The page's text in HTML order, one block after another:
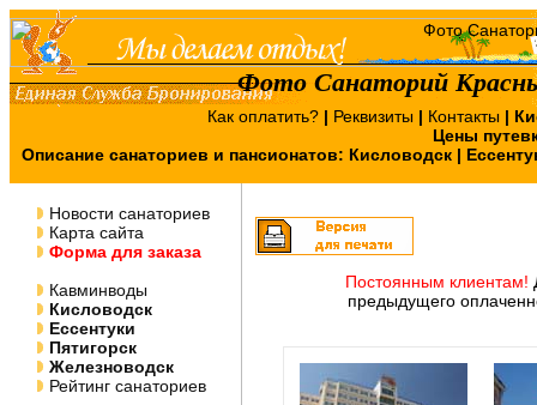
Фото Санаторий
Как оплатить? | Реквизиты | Контакты |
Цены
Описание санаториев и пансионатов: Кисловодск |
Новости санаториев
Карта сайта
Форма для заказа
Кавминводы
Кисловодск
Ессентуки
Пятигорск
Железноводск
Рейтинг санаториев
Постоянным клиентам!
предыдущего